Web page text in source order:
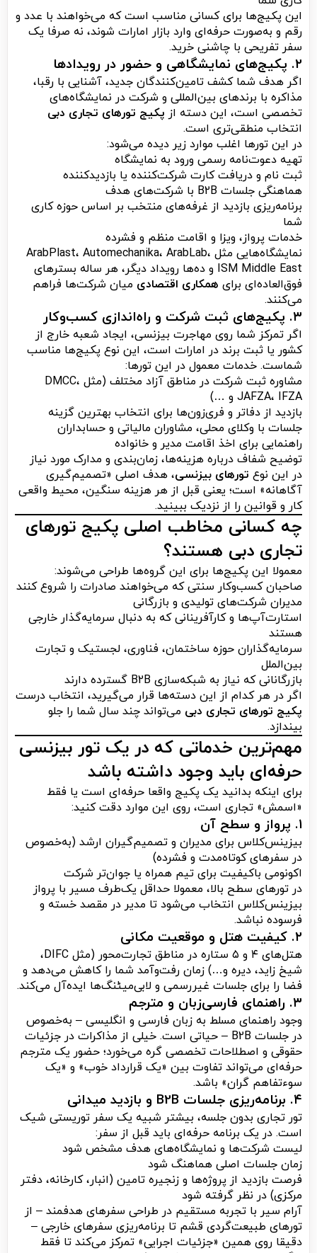
این پکیج‌ها برای کسانی مناسب است که می‌خواهند با عدد و
رقم و به‌صورت حرفه‌ای وارد بازار امارات شوند، نه صرفا یک
سفر تفریحی با چاشنی خرید.
۲. پکیج‌های نمایشگاهی و حضور در رویدادها
اگر هدف شما کشف تامین‌کنندگان جدید، آشنایی با رقبا،
مذاکره با برندهای بین‌المللی و شرکت در نمایشگاه‌های
تخصصی است، این دسته از پکیج تورهای تجاری دبی
انتخاب منطقی‌تری است.
در این تورها اغلب موارد زیر دیده می‌شود:
تهیه دعوت‌نامه رسمی ورود به نمایشگاه
ثبت نام و دریافت کارت شرکت‌کننده یا بازدیدکننده
هماهنگی جلسات B2B با شرکت‌های هدف
برنامه‌ریزی بازدید از غرفه‌های منتخب بر اساس حوزه کاری
شما
خدمات پرواز، ویزا و اقامت منظم و فشرده
نمایشگاه‌هایی مثل ArabPlast، Automechanika، ArabLab،
ISM Middle East و ده‌ها رویداد دیگر، هر ساله بسترهای
فوق‌العاده‌ای برای همکاری اقتصادی میان شرکت‌ها فراهم
می‌کنند.
۳. پکیج‌های ثبت شرکت و راه‌اندازی کسب‌وکار
اگر تمرکز شما روی مهاجرت بیزنسی، ایجاد شعبه خارج از
کشور یا ثبت برند در امارات است، این نوع پکیج‌ها مناسب
شماست. خدمات معمول در این تورها:
مشاوره ثبت شرکت در مناطق آزاد مختلف (مثل DMCC،
JAFZA، IFZA و …)
بازدید از دفاتر و فری‌زون‌ها برای انتخاب بهترین گزینه
جلسات با وکلای محلی، مشاوران مالیاتی و حسابداران
راهنمایی برای اخذ اقامت مدیر و خانواده
توضیح شفاف درباره هزینه‌ها، زمان‌بندی و مدارک مورد نیاز
در این نوع تورهای بیزنسی، هدف اصلی «تصمیم‌گیری
آگاهانه» است؛ یعنی قبل از هر هزینه سنگین، محیط واقعی
کار و قوانین را از نزدیک ببینید.
چه کسانی مخاطب اصلی پکیج تورهای
تجاری دبی هستند؟
معمولا این پکیج‌ها برای این گروه‌ها طراحی می‌شوند:
صاحبان کسب‌وکار سنتی که می‌خواهند صادرات را شروع کنند
مدیران شرکت‌های تولیدی و بازرگانی
استارت‌آپ‌ها و کارآفرینانی که به دنبال سرمایه‌گذار خارجی
هستند
سرمایه‌گذاران حوزه ساختمان، فناوری، لجستیک و تجارت
بین‌الملل
بازرگانانی که نیاز به شبکه‌سازی B2B گسترده دارند
اگر در هر کدام از این دسته‌ها قرار می‌گیرید، انتخاب درست
پکیج تورهای تجاری دبی می‌تواند چند سال شما را جلو
بیندازد.
مهم‌ترین خدماتی که در یک تور بیزنسی
حرفه‌ای باید وجود داشته باشد
برای اینکه بدانید یک پکیج واقعا حرفه‌ای است یا فقط
«اسمش» تجاری است، روی این موارد دقت کنید:
۱. پرواز و سطح آن
بیزینس‌کلاس برای مدیران و تصمیم‌گیران ارشد (به‌خصوص
در سفرهای کوتاه‌مدت و فشرده)
اکونومی باکیفیت برای تیم همراه یا جوان‌تر شرکت
در تورهای سطح بالا، معمولا حداقل یک‌طرف مسیر با پرواز
بیزینس‌کلاس انتخاب می‌شود تا مدیر در مقصد خسته و
فرسوده نباشد.
۲. کیفیت هتل و موقعیت مکانی
هتل‌های ۴ و ۵ ستاره در مناطق تجارت‌محور (مثل DIFC،
شیخ زاید، دیره و…) زمان رفت‌وآمد شما را کاهش می‌دهد و
فضا را برای جلسات غیررسمی و لابی‌میٹنگ‌ها ایده‌آل می‌کند.
۳. راهنمای فارسی‌زبان و مترجم
وجود راهنمای مسلط به زبان فارسی و انگلیسی – به‌خصوص
در جلسات B2B – حیاتی است. خیلی از مذاکرات در جزئیات
حقوقی و اصطلاحات تخصصی گره می‌خورد؛ حضور یک مترجم
حرفه‌ای می‌تواند تفاوت بین «یک قرارداد خوب» و «یک
سوءتفاهم گران» باشد.
۴. برنامه‌ریزی جلسات B2B و بازدید میدانی
تور تجاری بدون جلسه، بیشتر شبیه یک سفر توریستی شیک
است. در یک برنامه حرفه‌ای باید قبل از سفر:
لیست شرکت‌ها و نمایشگاه‌های هدف مشخص شود
زمان جلسات اصلی هماهنگ شود
فرصت بازدید از پروژه‌ها و زنجیره تامین (انبار، کارخانه، دفتر
مرکزی) در نظر گرفته شود
آرام سیر با تجربه مستقیم در طراحی سفرهای هدفمند – از
تورهای طبیعت‌گردی قشم تا برنامه‌ریزی سفرهای خارجی –
دقیقا روی همین «جزئیات اجرایی» تمرکز می‌کند تا فقط